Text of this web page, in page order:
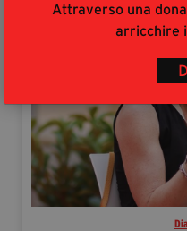
Attraverso una
arricchire